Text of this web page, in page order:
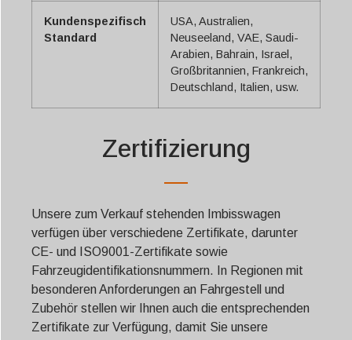
Kundenspezifisch
Standard
USA, Australien,
Neuseeland, VAE, Saudi-
Arabien, Bahrain, Israel,
Großbritannien, Frankreich,
Deutschland, Italien, usw.
Zertifizierung
Unsere zum Verkauf stehenden Imbisswagen
verfügen über verschiedene Zertifikate, darunter
CE- und ISO9001-Zertifikate sowie
Fahrzeugidentifikationsnummern. In Regionen mit
besonderen Anforderungen an Fahrgestell und
Zubehör stellen wir Ihnen auch die entsprechenden
Zertifikate zur Verfügung, damit Sie unsere
Slovenščina
Latviešu valoda
Hrvatski
Српски језик
Eesti
हिन्दी
Norsk bokmål
Slovenčina